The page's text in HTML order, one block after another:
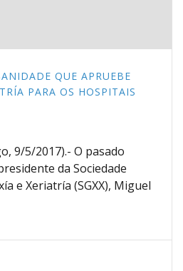
QUE APRUEBE
PARA OS HOSPITAIS
5/2017).- O pasado
da Sociedade
e Xeriatría (SGXX), Miguel